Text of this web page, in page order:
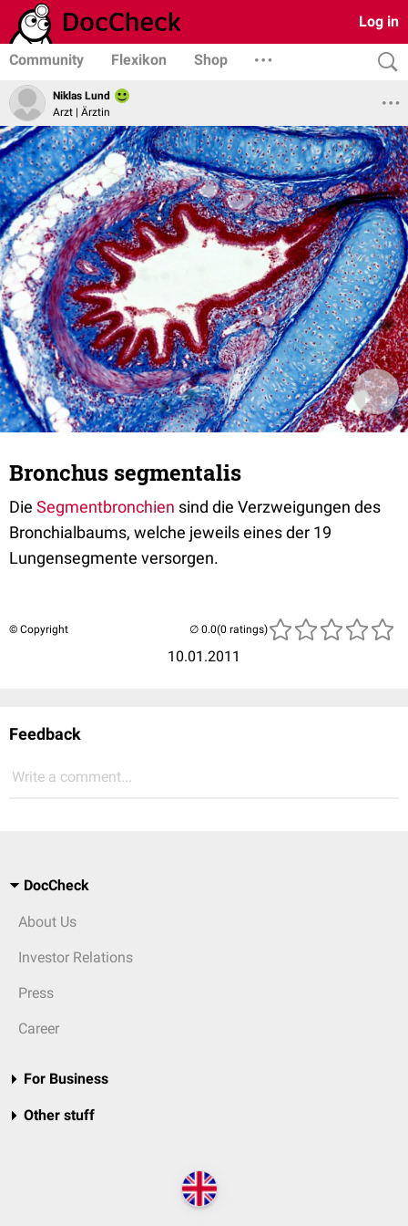
Log in
Community Flexikon Shop
Niklas Lund
Arzt | Ärztin
Bronchus segmentalis
Die Segmentbronchien sind die Verzweigungen des
Bronchialbaums, welche jeweils eines der 19
Lungensegmente versorgen.
© Copyright
10.01.2011
(0 ratings)
Feedback
Write a comment...
DocCheck
About Us
Investor Relations
Press
Career
For Business
Other stuff